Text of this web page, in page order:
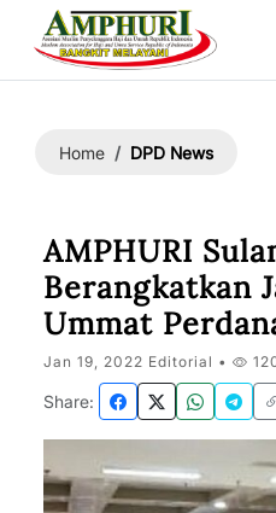
Home DPD News
AMPHURI
Berangkatkan
Ummat
Jan 19, 2022 Editorial •
Share: